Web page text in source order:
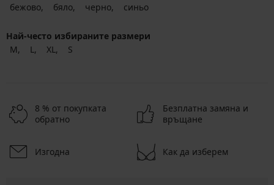
бежово
бяло черно синьо
Най-често избираните размери
M
L XL S
8 % от покупката
обратно
Безплатна замяна и
връщане
Изгодна Как да изберем